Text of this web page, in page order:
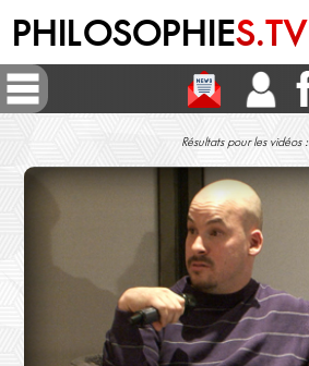
PHILOSOPHIES.TV
Résultats pour les vidéos :